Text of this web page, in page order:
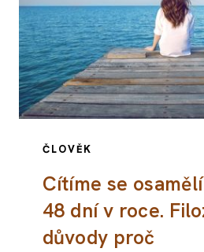
ČLOVĚK
Cítíme se
48 dní v roce.
důvody proč